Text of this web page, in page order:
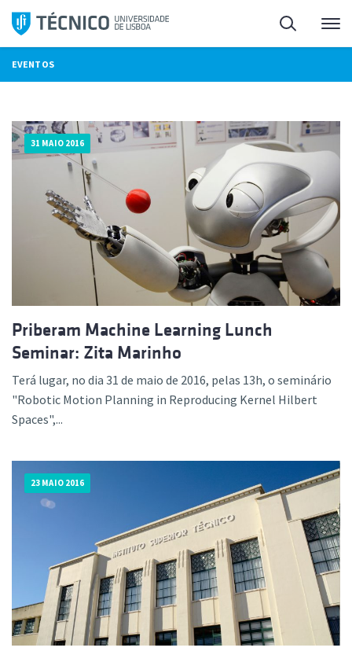
Saltar
para
o
conteúdo
Pesquisa
EVENTOS
31 MAIO 2016
Priberam Machine Learning Lunch
Seminar: Zita Marinho
Terá lugar, no dia 31 de maio de 2016, pelas 13h, o seminário
"Robotic Motion Planning in Reproducing Kernel Hilbert
Spaces",...
23 MAIO 2016